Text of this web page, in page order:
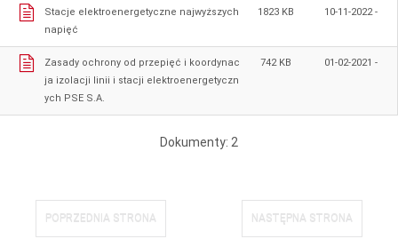
Stacje elektroenergetyczne najwyższych
napięć
1823 KB 10‑11‑2022 -
Zasady ochrony od przepięć i koordynac
ja izolacji linii i stacji elektroenergetyczn
ych PSE S.A.
742 KB 01‑02‑2021 -
Dokumenty: 2
POPRZEDNIA STRONA NASTĘPNA STRONA